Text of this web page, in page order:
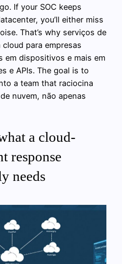
If your SOC keeps
you’ll either miss
That’s why serviços de
para empresas
em dispositivos e mais em
e APIs. The goal is to
a team that raciocina
nuvem, não apenas
a cloud-
response
needs